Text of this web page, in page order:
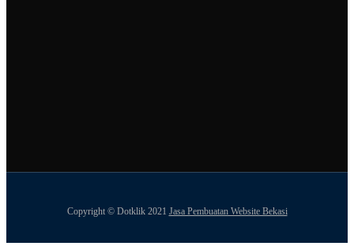
Copyright © Dotklik 2021 Jasa Pembuatan Website Bekasi